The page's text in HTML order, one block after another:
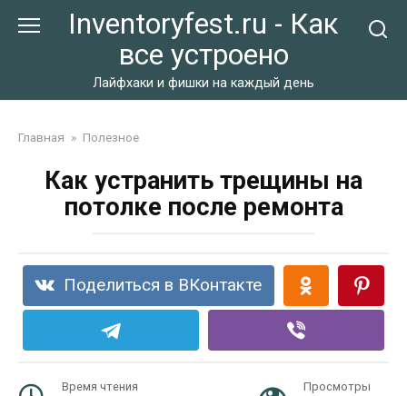
Inventoryfest.ru - Как
все устроено
Лайфхаки и фишки на каждый день
Главная » Полезное
Как устранить трещины на
потолке после ремонта
Поделиться в ВКонтакте
Время чтения Просмотры